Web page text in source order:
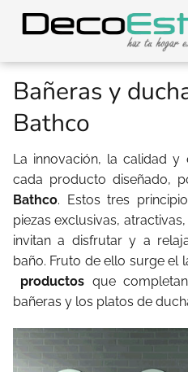
Bañeras y
Bathco
La innovación, la calidad
cada producto diseñado,
Bathco. Estos tres
piezas exclusivas,
invitan a disfrutar y a
baño. Fruto de ello surge el
productos que
bañeras y los platos de